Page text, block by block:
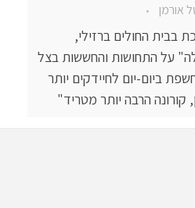
אורמן
בבית החולים ברזילי,
על התחושות והחששות בצל
ביום-יום לחיידקים יותר
קורונה הרבה יותר מטריד"